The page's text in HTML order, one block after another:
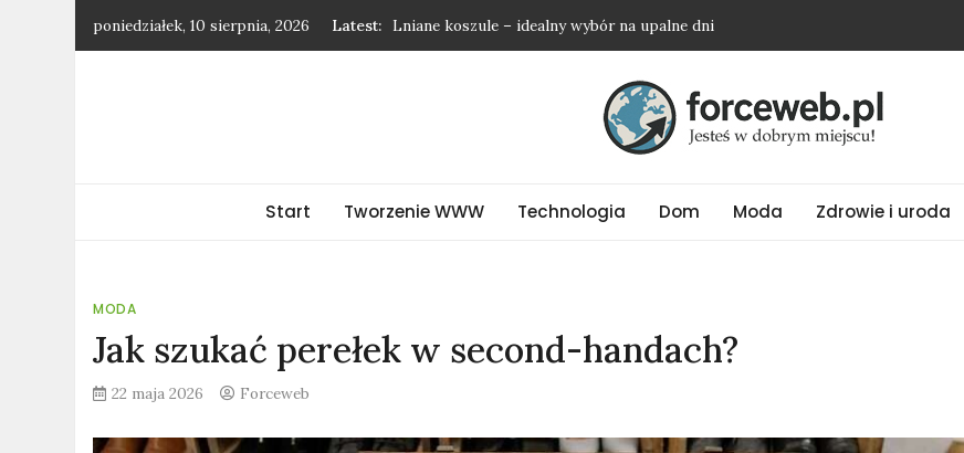
poniedziałek, 10 sierpnia, 2026 Latest: Lniane koszule – idealny wybór na upalne dni
Rośliny, które świetnie oczyszczają powietrze w sypialni
Jak negocjować podwyżkę i nie wyjść na osobę roszczeniową?
Smartwatch dla amatora – na co zwrócić uwagę?
forceweb.pl
Start Tworzenie WWW Technologia Dom Moda Zdrowie i uroda
MODA
Jak szukać perełek w second-handach?
22 maja 2026 Forceweb